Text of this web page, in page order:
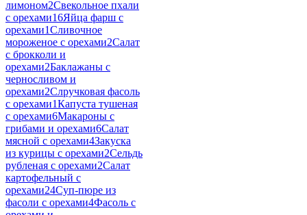
лимоном2Свекольное пхали
с орехами16Яйца фарш с
орехами1Сливочное
мороженое с орехами2Салат
с брокколи и
орехами2Баклажаны с
черносливом и
орехами2Слручковая фасоль
с орехами1Капуста тушеная
с орехами6Макароны с
грибами и орехами6Салат
мясной с орехами4Закуска
из курицы с орехами2Сельдь
рубленая с орехами2Салат
картофельный с
орехами24Суп-пюре из
фасоли с орехами4Фасоль с